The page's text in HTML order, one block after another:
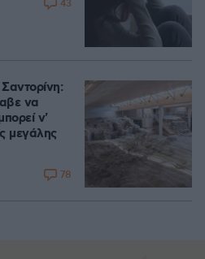
43
να
ν'
μεγάλης
78